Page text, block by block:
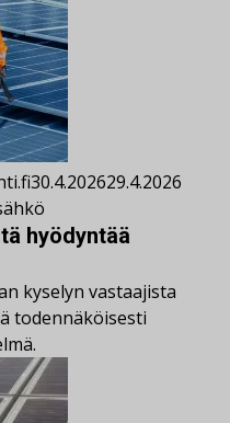
30.4.202629.4.2026
hyödyntää
kyselyn vastaajista
todennäköisesti